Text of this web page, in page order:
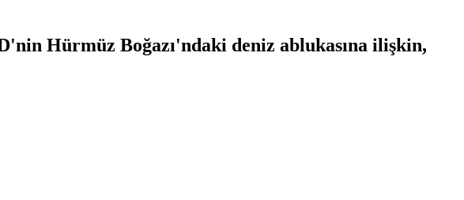
Hürmüz Boğazı'ndaki deniz ablukasına ilişkin,